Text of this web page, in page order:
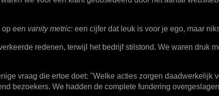
op een vanity metric: een cijfer dat leuk is voor je ego, maar
redenen, terwijl het bedrijf stilstond. We waren druk
vraag die ertoe doet: "Welke acties zorgen daadwerkelijk
bezoekers. We hadden de complete fundering